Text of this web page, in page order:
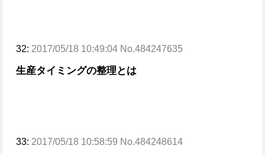
32: 2017/05/18 10:49:04 No.484247635
生産タイミングの整理とは
33: 2017/05/18 10:58:59 No.484248614